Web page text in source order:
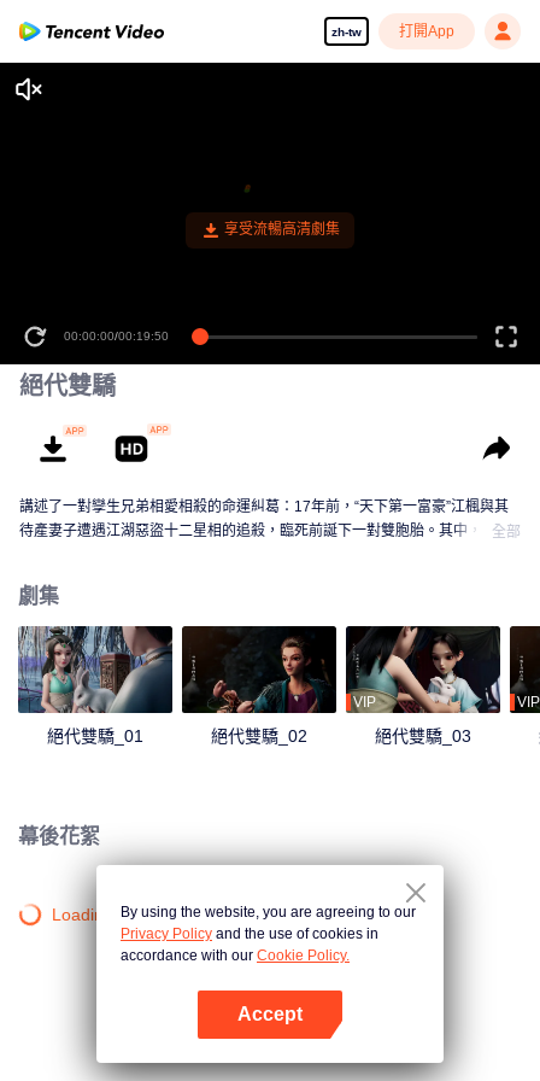
zh-tw 打開App
享受流暢高清劇集
00:00:00/00:19:50
絕代雙驕
講述了一對孿生兄弟相愛相殺的命運糾葛：17年前，“天下第一富豪”江楓與其
待產妻子遭遇江湖惡盜十二星相的追殺，臨死前誕下一對雙胞胎。其中，一位
缺，則秉持師父邀月“斷情絕欲，除惡衛道”的理念下山除惡。 命運的齒輪開始
轉動，兩兄弟迥然不同卻又無法割裂的江湖人生就此展開......
全部
劇集
絕代雙驕_01 絕代雙驕_02
VIP
絕代雙驕_03
VIP
幕後花絮
Loading…By using the website, you are agreeing to our
Privacy Policy and the use of cookies in
accordance with our Cookie Policy.
Accept